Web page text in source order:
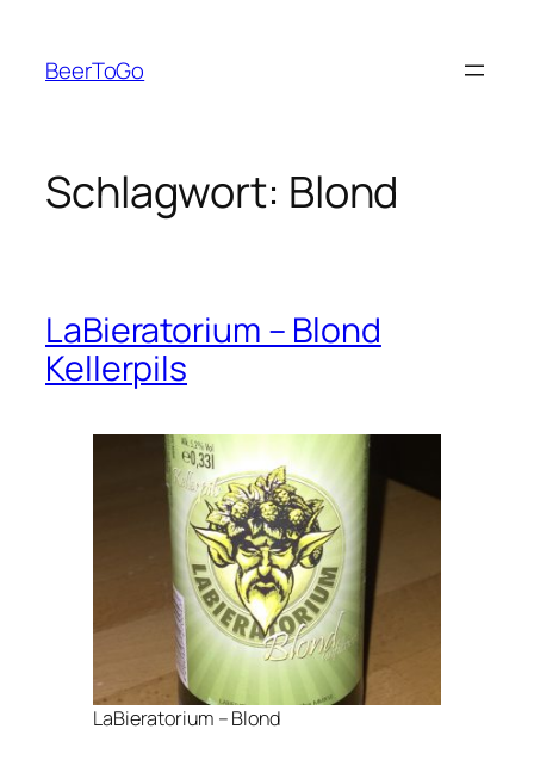
springen
BeerToGo
Schlagwort: Blond
LaBieratorium – Blond
Kellerpils
LaBieratorium – Blond